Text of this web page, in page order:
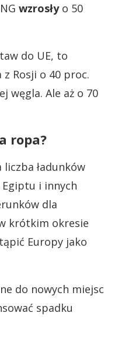
wzrosłyo 50
do UE, to
Rosji o 40 proc.
węgla. Ale aż o 70
ropa?
ładunków
i innych
dla
krótkim okresie
Europy jako
do nowych miejsc
spadku